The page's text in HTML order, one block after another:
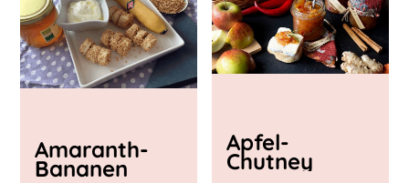
Amaranth-
Bananen
Apfel-
Chutney